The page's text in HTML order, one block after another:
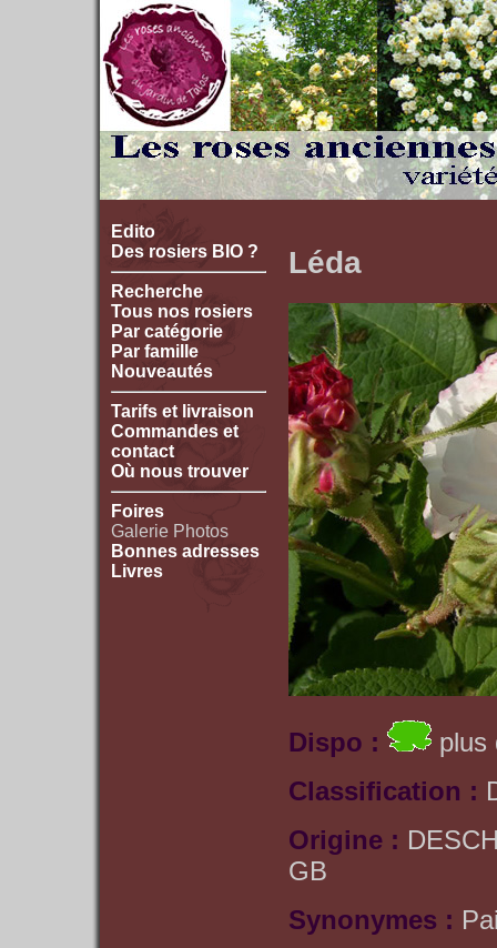
Edito
Des rosiers BIO ?
Recherche
Tous nos rosiers
Par catégorie
Par famille
Nouveautés
Tarifs et livraison
Commandes et
contact
Où nous trouver
Foires
Galerie Photos
Bonnes adresses
Livres
Léda
Dispo :
plus
Classification :
Origine :
GB
Synonymes :